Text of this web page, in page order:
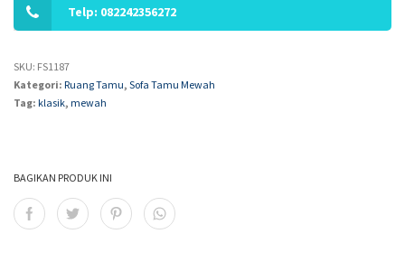
Telp: 082242356272
SKU: FS1187
Kategori: Ruang Tamu, Sofa Tamu Mewah
Tag: klasik, mewah
BAGIKAN PRODUK INI